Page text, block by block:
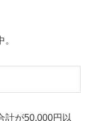
計が50,000円以